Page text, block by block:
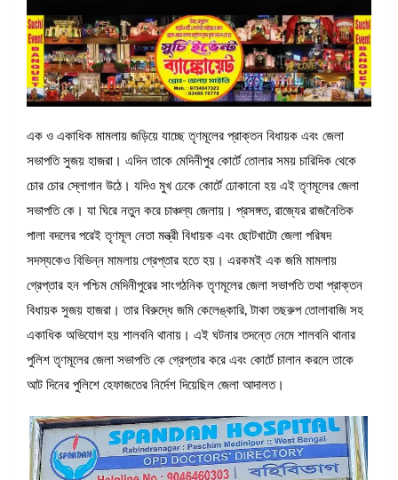
এক ও একাধিক মামলায় জড়িয়ে যাচ্ছে তৃণমূলের প্রাক্তন বিধায়ক এবং জেলা
সভাপতি সুজয় হাজরা। এদিন তাকে মেদিনীপুর কোর্টে তোলার সময় চারিদিক থেকে
চোর চোর স্লোগান উঠে। যদিও মুখ ঢেকে কোর্টে ঢোকানো হয় এই তৃণমূলের জেলা
সভাপতি কে। যা ঘিরে নতুন করে চাঞ্চল্য জেলায়। প্রসঙ্গত, রাজ্যের রাজনৈতিক
পালা বদলের পরেই তৃণমূল নেতা মন্ত্রী বিধায়ক এবং ছোটখাটো জেলা পরিষদ
সদস্যকেও বিভিন্ন মামলায় গ্রেপ্তার হতে হয়। এরকমই এক জমি মামলায়
গ্রেপ্তার হন পশ্চিম মেদিনীপুরের সাংগঠনিক তৃণমূলের জেলা সভাপতি তথা প্রাক্তন
বিধায়ক সুজয় হাজরা। তার বিরুদ্ধে জমি কেলেঙ্কারি, টাকা তছরুপ তোলাবাজি সহ
একাধিক অভিযোগ হয় শালবনি থানায়। এই ঘটনার তদন্তে নেমে শালবনি থানার
পুলিশ তৃণমূলের জেলা সভাপতি কে গ্রেপ্তার করে এবং কোর্টে চালান করলে তাকে
আট দিনের পুলিশে হেফাজতের নির্দেশ দিয়েছিল জেলা আদালত।